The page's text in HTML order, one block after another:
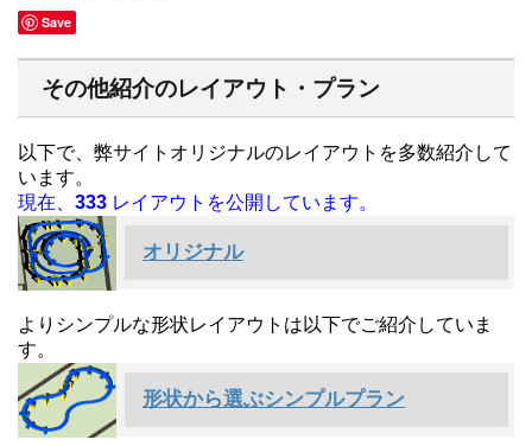
Save
その他紹介のレイアウト・プラン
以下で、弊サイトオリジナルのレイアウトを多数紹介して
います。
現在、 333 レイアウトを公開しています。
オリジナル
よりシンプルな形状レイアウトは以下でご紹介していま
す。
形状から選ぶシンプルプラン